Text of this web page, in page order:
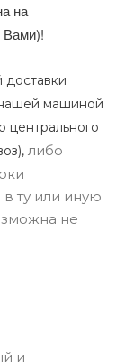
на
Вами)!
доставки
машиной
центрального
либо
в ту или иную
не
и